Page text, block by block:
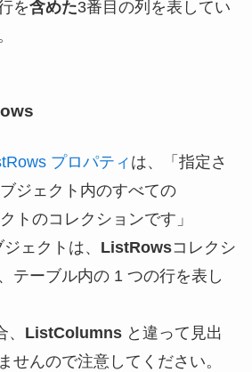
を含めた3番目の列を表してい
プロパティ は、「指定さ
ジェクト内のすべての
トのコレクションです」
ェクトは、 ListRowsコレクシ
テーブル内の 1 つの行を表し
ListColumnsと違って 見出
せんので注意してください。